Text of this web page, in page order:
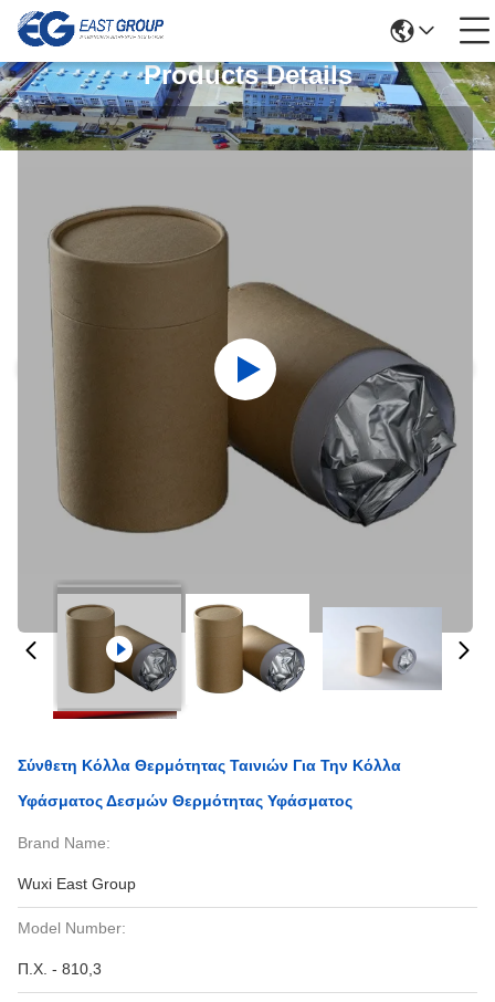
Products Details
Σύνθετη Κόλλα Θερμότητας Ταινιών Για Την Κόλλα
Υφάσματος Δεσμών Θερμότητας Υφάσματος
Brand Name:
Wuxi East Group
Model Number:
Π.Χ. - 810,3